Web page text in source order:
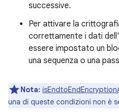
successive.
Per attivare la
correttamente i dati
essere impostato un
una sequenza o una
Nota:
una di queste condizioni non è